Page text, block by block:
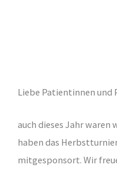
Liebe Patientinnen und
auch dieses Jahr
haben das
mitgesponsort. Wir